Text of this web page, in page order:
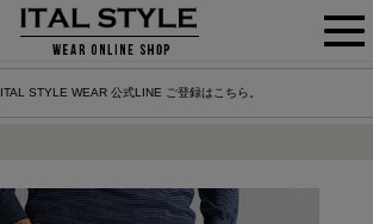
ITAL STYLE WEAR 公式LINE ご登録はこちら。